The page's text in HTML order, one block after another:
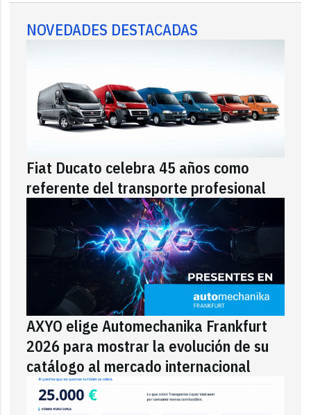
NOVEDADES DESTACADAS
Fiat Ducato celebra 45 años como
referente del transporte profesional
AXYO elige Automechanika Frankfurt
2026 para mostrar la evolución de su
catálogo al mercado internacional